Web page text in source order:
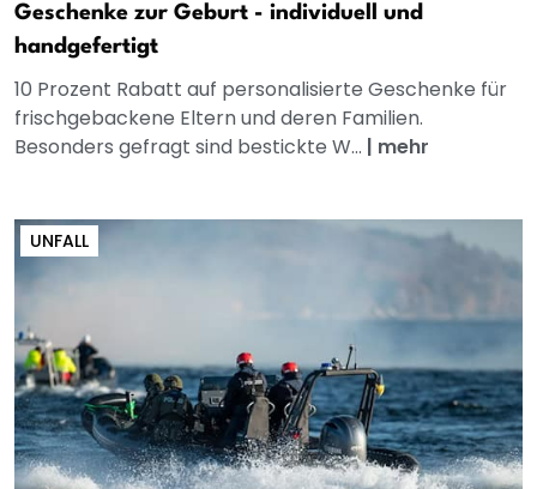
Geschenke zur Geburt - individuell und
handgefertigt
10 Prozent Rabatt auf personalisierte Geschenke für
frischgebackene Eltern und deren Familien.
Besonders gefragt sind bestickte W... | mehr
UNFALL